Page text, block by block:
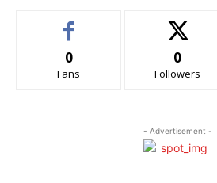
0
Fans
0
Followers
- Advertisement -